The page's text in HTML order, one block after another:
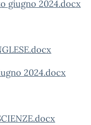
giugno 2024.docx
2024.docx